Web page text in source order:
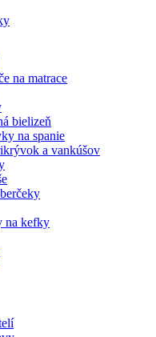
na matrace
bielizeň
na spanie
a vankúšov
na kefky